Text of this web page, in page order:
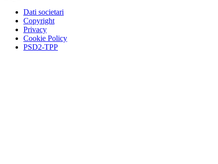
Dati societari
Copyright
Privacy
Cookie Policy
PSD2-TPP